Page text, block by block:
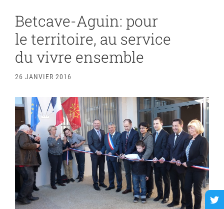
Betcave-Aguin: pour
le territoire, au service
du vivre ensemble
26 JANVIER 2016